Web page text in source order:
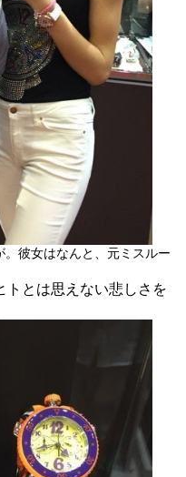
彼女はなんと、元ミスルー
トとは思えない悲しさを